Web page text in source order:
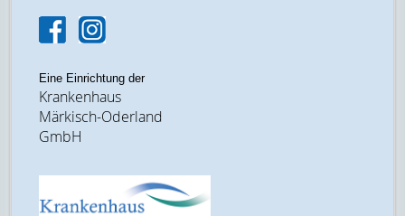
Eine Einrichtung der
Krankenhaus
Märkisch-Oderland
GmbH